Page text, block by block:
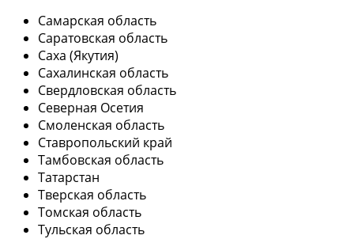
Самарская область
Саратовская область
Саха (Якутия)
Сахалинская область
Свердловская область
Северная Осетия
Смоленская область
Ставропольский край
Тамбовская область
Татарстан
Тверская область
Томская область
Тульская область